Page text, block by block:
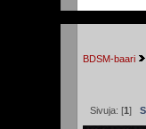
BDSM-baari
Sivuja: [1]